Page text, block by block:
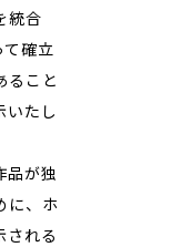
統合
確立
ること
いたし
品が独
に、ホ
される